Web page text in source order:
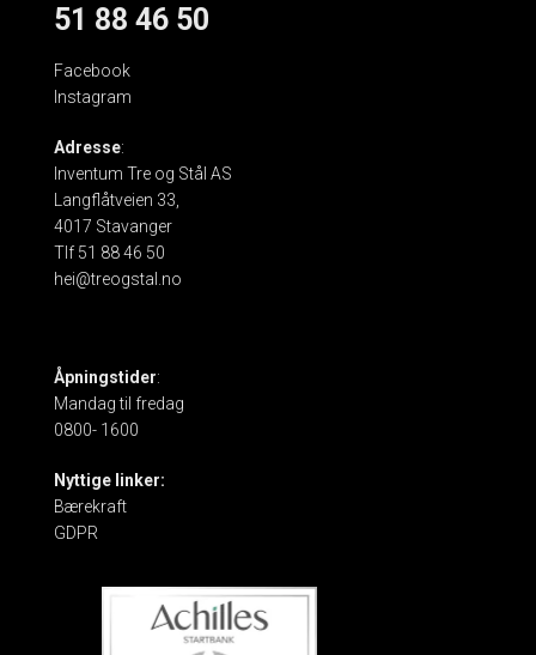
51 88 46 50
Facebook
Instagram
Adresse:
Inventum Tre og Stål AS
Langflåtveien 33,
4017 Stavanger
Tlf 51 88 46 50
hei@treogstal.no
Åpningstider:
Mandag til fredag
0800- 1600
Nyttige linker:
Bærekraft
GDPR